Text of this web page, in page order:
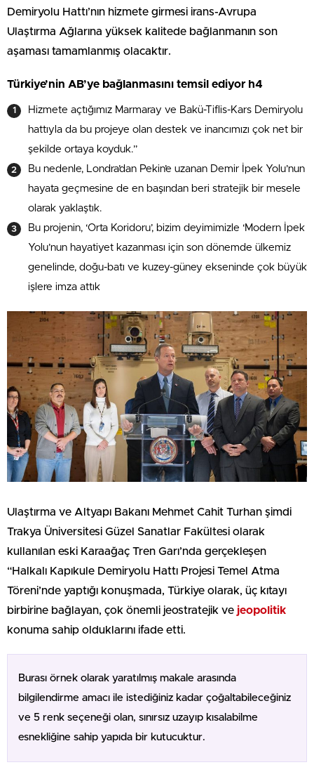
Demiryolu Hattı’nın hizmete girmesi irans-Avrupa
Ulaştırma Ağlarına yüksek kalitede bağlanmanın son
aşaması tamamlanmış olacaktır.
Türkiye’nin AB’ye bağlanmasını temsil ediyor h4
Hizmete açtığımız Marmaray ve Bakü-Tiflis-Kars Demiryolu
hattıyla da bu projeye olan destek ve inancımızı çok net bir
şekilde ortaya koyduk.”
Bu nedenle, Londra’dan Pekin’e uzanan Demir İpek Yolu’nun
hayata geçmesine de en başından beri stratejik bir mesele
olarak yaklaştık.
Bu projenin, ‘Orta Koridoru’, bizim deyimimizle ‘Modern İpek
Yolu’nun hayatiyet kazanması için son dönemde ülkemiz
genelinde, doğu-batı ve kuzey-güney ekseninde çok büyük
işlere imza attık
Ulaştırma ve Altyapı Bakanı Mehmet Cahit Turhan şimdi
Trakya Üniversitesi Güzel Sanatlar Fakültesi olarak
kullanılan eski Karaağaç Tren Garı’nda gerçekleşen
“Halkalı Kapıkule Demiryolu Hattı Projesi Temel Atma
Töreni’nde yaptığı konuşmada, Türkiye olarak, üç kıtayı
birbirine bağlayan, çok önemli jeostratejik ve jeopolitik
konuma sahip olduklarını ifade etti.
Burası örnek olarak yaratılmış makale arasında
bilgilendirme amacı ile istediğiniz kadar çoğaltabileceğiniz
ve 5 renk seçeneği olan, sınırsız uzayıp kısalabilme
esnekliğine sahip yapıda bir kutucuktur.